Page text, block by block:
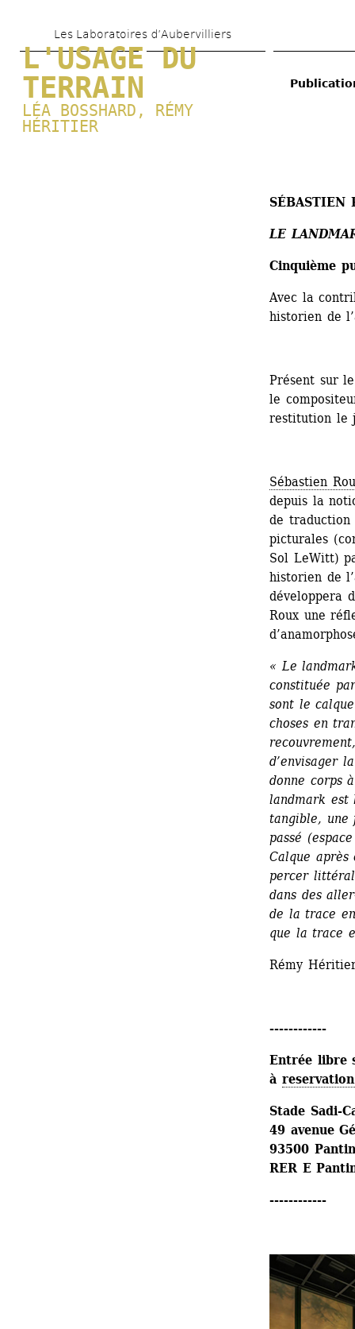
au
contenu
principal
Les Laboratoires d’Aubervilliers
L'USAGE DU
TERRAIN
LÉA BOSSHARD , RÉMY
HÉRITIER
SÉBASTIEN
LE
Cinquième
Avec la
historien de
Présent sur
le
restitution le
Sébastien
depuis la
de traduction
picturales
Sol LeWitt)
historien de
développera
Roux une
« Le
constituée
sont le
choses en
d’envisager
donne corps
landmark est
tangible, une
passé
Calque
percer
dans des
de la trace
que la trace
Rémy
------------
Entrée libre
à
Stade Sadi-
49 avenue
93500 Pantin
RER E
------------